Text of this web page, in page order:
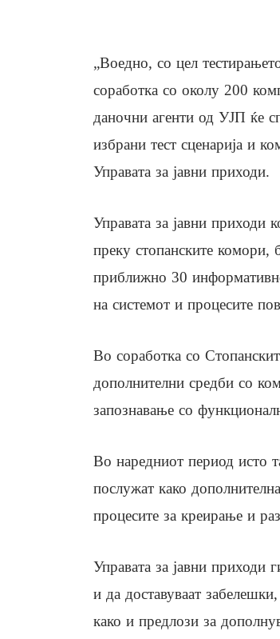
„Воедно, со цел
соработка со околу 200
даночни агенти од УЈП ќе
избрани тест сценарија и
Управата за јавни приходи.
Управата за јавни приходи
преку стопанските комори,
приближно 30
на системот и процесите
Во соработка со
дополнителни средби со
запознавање со
Во наредниот период исто
послужат како
процесите за креирање и
Управата за јавни приходи
и да доставуваат
како и предлози за